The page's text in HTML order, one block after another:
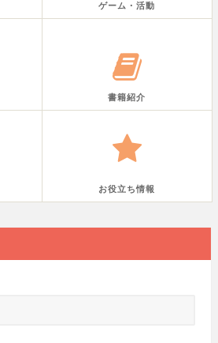
ゲーム・活動
書籍紹介
お役立ち情報